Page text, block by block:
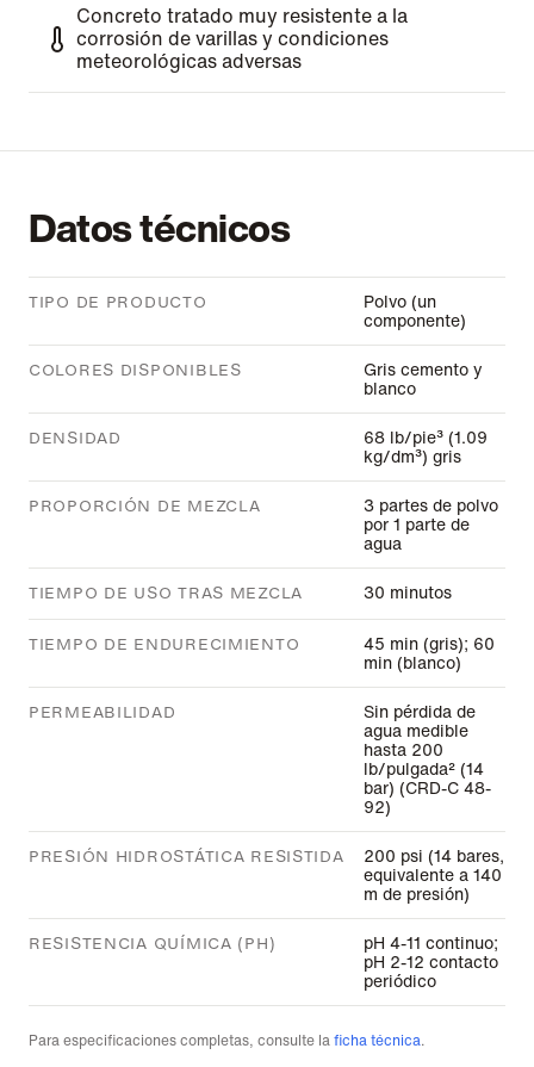
Concreto tratado muy resistente a la
corrosión de varillas y condiciones
meteorológicas adversas
Datos técnicos
TIPO DE PRODUCTO Polvo (un
componente)
COLORES DISPONIBLES Gris cemento y
blanco
DENSIDAD 68 lb/pie³ (1.09
kg/dm³) gris
PROPORCIÓN DE MEZCLA 3 partes de polvo
por 1 parte de
agua
TIEMPO DE USO TRAS MEZCLA 30 minutos
TIEMPO DE ENDURECIMIENTO 45 min (gris); 60
min (blanco)
PERMEABILIDAD Sin pérdida de
agua medible
hasta 200
lb/pulgada² (14
bar) (CRD-C 48-
92)
PRESIÓN HIDROSTÁTICA RESISTIDA 200 psi (14 bares,
equivalente a 140
m de presión)
RESISTENCIA QUÍMICA (PH) pH 4-11 continuo;
pH 2-12 contacto
periódico
Para especificaciones completas, consulte laficha técnica.